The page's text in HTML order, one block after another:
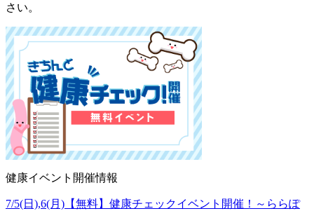
さい。
健康イベント開催情報
7/5(日),6(月)【無料】健康チェックイベント開催！～ららぽ